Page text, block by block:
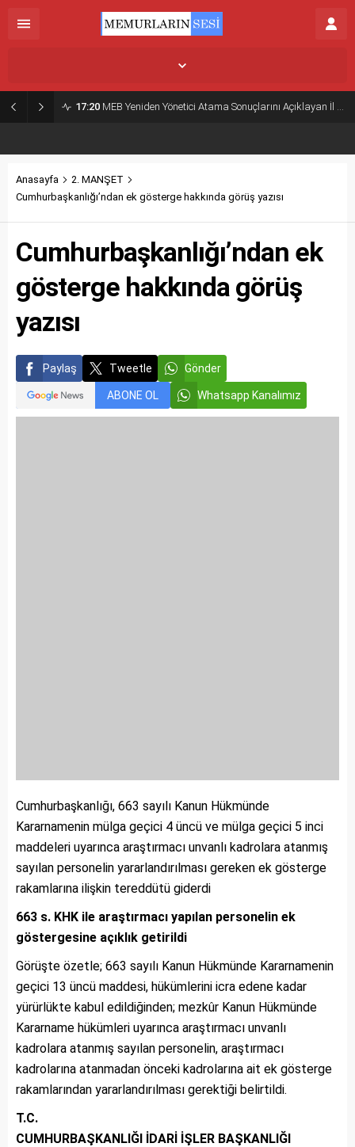
17:20 MEB Yeniden Yönetici Atama Sonuçlarını Açıklayan İl MEM’ler Listesi
Anasayfa
2. MANŞET
Cumhurbaşkanlığı’ndan ek gösterge hakkında görüş yazısı
Cumhurbaşkanlığı’ndan ek
gösterge hakkında görüş
yazısı
Paylaş Tweetle Gönder
ABONE OL Whatsapp Kanalımız
Cumhurbaşkanlığı, 663 sayılı Kanun Hükmünde
Kararnamenin mülga geçici 4 üncü ve mülga geçici 5 inci
maddeleri uyarınca araştırmacı unvanlı kadrolara atanmış
sayılan personelin yararlandırılması gereken ek gösterge
rakamlarına ilişkin tereddütü giderdi
663 s. KHK ile araştırmacı yapılan personelin ek
göstergesine açıklık getirildi
Görüşte özetle; 663 sayılı Kanun Hükmünde Kararnamenin
geçici 13 üncü maddesi, hükümlerini icra edene kadar
yürürlükte kabul edildiğinden; mezkûr Kanun Hükmünde
Kararname hükümleri uyarınca araştırmacı unvanlı
kadrolara atanmış sayılan personelin, araştırmacı
kadrolarına atanmadan önceki kadrolarına ait ek gösterge
rakamlarından yararlandırılması gerektiği belirtildi.
T.C.
CUMHURBAŞKANLIĞI İDARİ İŞLER BAŞKANLIĞI